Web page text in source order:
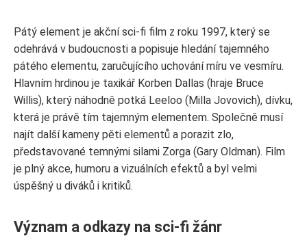
Pátý element je akční sci-fi film z roku 1997, který se
odehrává v budoucnosti a popisuje hledání tajemného
pátého elementu, zaručujícího uchování míru ve vesmíru.
Hlavním hrdinou je taxikář Korben Dallas (hraje Bruce
Willis), který náhodně potká Leeloo (Milla Jovovich), dívku,
která je právě tím tajemným elementem. Společně musí
najít další kameny pěti elementů a porazit zlo,
představované temnými silami Zorga (Gary Oldman). Film
je plný akce, humoru a vizuálních efektů a byl velmi
úspěšný u diváků i kritiků.
Význam a odkazy na sci-fi žánr